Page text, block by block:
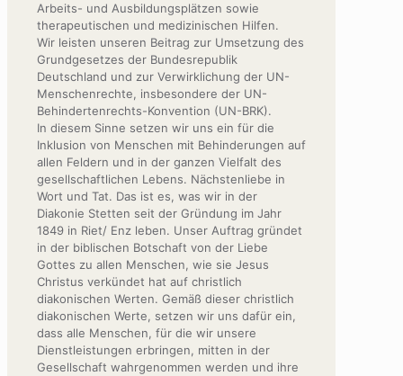
Arbeits- und Ausbildungsplätzen sowie
therapeutischen und medizinischen Hilfen.
Wir leisten unseren Beitrag zur Umsetzung des
Grundgesetzes der Bundesrepublik
Deutschland und zur Verwirklichung der UN-
Menschenrechte, insbesondere der UN-
Behindertenrechts-Konvention (UN-BRK).
In diesem Sinne setzen wir uns ein für die
Inklusion von Menschen mit Behinderungen auf
allen Feldern und in der ganzen Vielfalt des
gesellschaftlichen Lebens. Nächstenliebe in
Wort und Tat. Das ist es, was wir in der
Diakonie Stetten seit der Gründung im Jahr
1849 in Riet/ Enz leben. Unser Auftrag gründet
in der biblischen Botschaft von der Liebe
Gottes zu allen Menschen, wie sie Jesus
Christus verkündet hat auf christlich
diakonischen Werten. Gemäß dieser christlich
diakonischen Werte, setzen wir uns dafür ein,
dass alle Menschen, für die wir unsere
Dienstleistungen erbringen, mitten in der
Gesellschaft wahrgenommen werden und ihre